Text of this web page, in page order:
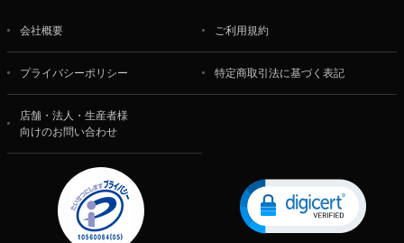
会社概要 ご利用規約
プライバシーポリシー 特定商取引法に基づく表記
店舗・法人・生産者様
向けのお問い合わせ